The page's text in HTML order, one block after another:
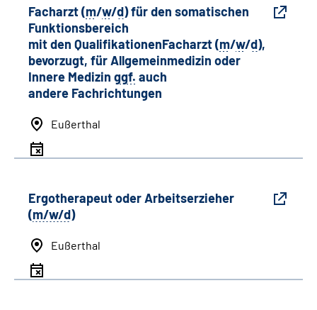
Facharzt (m/w/d) für den somatischen
Funktionsbereich
mit den QualifikationenFacharzt (m/w/d),
bevorzugt, für Allgemeinmedizin oder
Innere Medizin ggf. auch
andere Fachrichtungen
Eußerthal
Ergotherapeut oder Arbeitserzieher
(m/w/d)
Eußerthal